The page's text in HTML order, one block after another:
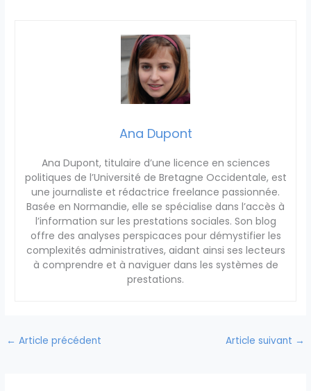
Ana Dupont
Ana Dupont, titulaire d’une licence en sciences
politiques de l’Université de Bretagne Occidentale, est
une journaliste et rédactrice freelance passionnée.
Basée en Normandie, elle se spécialise dans l’accès à
l’information sur les prestations sociales. Son blog
offre des analyses perspicaces pour démystifier les
complexités administratives, aidant ainsi ses lecteurs
à comprendre et à naviguer dans les systèmes de
prestations.
← Article précédent Article suivant →